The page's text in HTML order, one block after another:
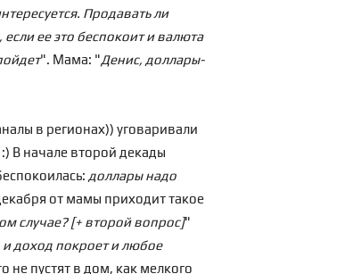
Продавать ли
ее это беспокоит и валюта
". Мама: "Денис, доллары-
в регионах)) уговаривали
В начале второй декады
доллары надо
от мамы приходит такое
случае? [+ второй вопрос]"
доход покроет и любое
не пустят в дом, как мелкого